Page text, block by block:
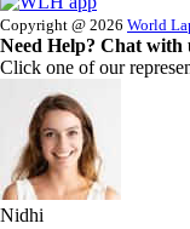
Copyright @ 2026 World
Need Help? Chat with
Click one of our
Nidhi